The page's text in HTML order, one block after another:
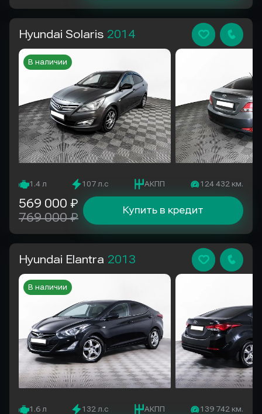
Hyundai Solaris 2014
1.4 л 107 л.с АКПП 124 432 км.
В наличии
Купить в кредит
569 000 ₽
769 000 ₽
Hyundai Elantra 2013
1.6 л 132 л.с АКПП 139 742 км.
В наличии